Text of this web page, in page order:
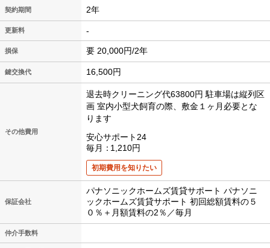
契約期間 2年
更新料 -
損保 要 20,000円/2年
鍵交換代 16,500円
その他費用
退去時クリーニング代63800円 駐車場は縦列区
画 室内小型犬飼育の際、敷金１ヶ月必要とな
ります
安心サポート24
毎月
1,210円
初期費用を知りたい
保証会社
パナソニックホームズ賃貸サポート パナソニ
ックホームズ賃貸サポート 初回総額賃料の５
０％＋月額賃料の2％／毎月
仲介手数料